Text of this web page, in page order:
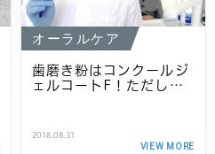
オーラルケア
歯磨き粉はコンクールジ
ェルコートF！ただし…
2018.08.31
VIEW MORE